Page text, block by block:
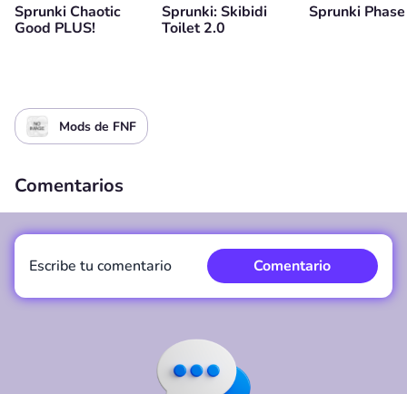
Sprunki Chaotic
Good PLUS!
Sprunki: Skibidi
Toilet 2.0
Sprunki
Mods de FNF
Comentarios
Escribe tu comentario Comentario